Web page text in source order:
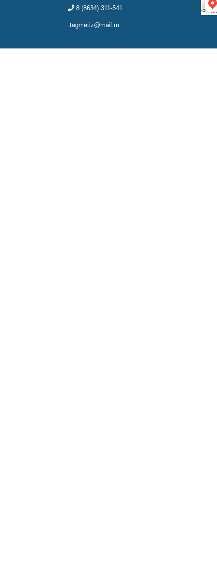
8 (8634) 311-541
tagmetiz@mail.ru